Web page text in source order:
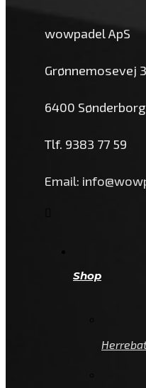
wowpadel ApS
Grønnemosevej 3
6400 Sønderborg
Tlf. 9383 77 59
Email:
Shop